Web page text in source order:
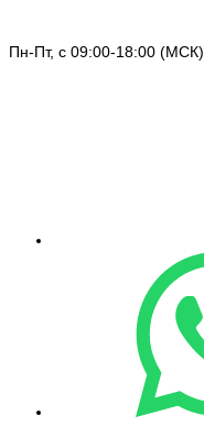
Пн-Пт, с 09:00-18:00 (МСК)